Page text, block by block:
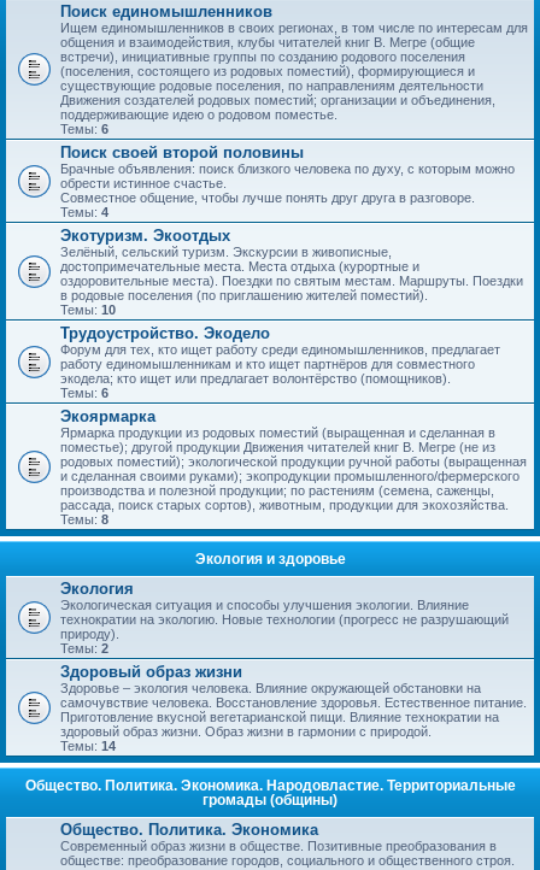
Поиск единомышленников
Ищем единомышленников в своих регионах, в том числе по интересам для
общения и взаимодействия, клубы читателей книг В. Мегре (общие
встречи), инициативные группы по созданию родового поселения
(поселения, состоящего из родовых поместий), формирующиеся и
существующие родовые поселения, по направлениям деятельности
Движения создателей родовых поместий; организации и объединения,
поддерживающие идею о родовом поместье.
Темы: 6
Поиск своей второй половины
Брачные объявления: поиск близкого человека по духу, с которым можно
обрести истинное счастье.
Совместное общение, чтобы лучше понять друг друга в разговоре.
Темы: 4
Экотуризм. Экоотдых
Зелёный, сельский туризм. Экскурсии в живописные,
достопримечательные места. Места отдыха (курортные и
оздоровительные места). Поездки по святым местам. Маршруты. Поездки
в родовые поселения (по приглашению жителей поместий).
Темы: 10
Трудоустройство. Экодело
Форум для тех, кто ищет работу среди единомышленников, предлагает
работу единомышленникам и кто ищет партнёров для совместного
экодела; кто ищет или предлагает волонтёрство (помощников).
Темы: 6
Экоярмарка
Ярмарка продукции из родовых поместий (выращенная и сделанная в
поместье); другой продукции Движения читателей книг В. Мегре (не из
родовых поместий); экологической продукции ручной работы (выращенная
и сделанная своими руками); экопродукции промышленного/фермерского
производства и полезной продукции; по растениям (семена, саженцы,
рассада, поиск старых сортов), животным, продукции для экохозяйства.
Темы: 8
Экология и здоровье
Экология
Экологическая ситуация и способы улучшения экологии. Влияние
технократии на экологию. Новые технологии (прогресс не разрушающий
природу).
Темы: 2
Здоровый образ жизни
Здоровье – экология человека. Влияние окружающей обстановки на
самочувствие человека. Восстановление здоровья. Естественное питание.
Приготовление вкусной вегетарианской пищи. Влияние технократии на
здоровый образ жизни. Образ жизни в гармонии с природой.
Темы: 14
Общество. Политика. Экономика. Народовластие. Территориальные
громады (общины)
Общество. Политика. Экономика
Современный образ жизни в обществе. Позитивные преобразования в
обществе: преобразование городов, социального и общественного строя.